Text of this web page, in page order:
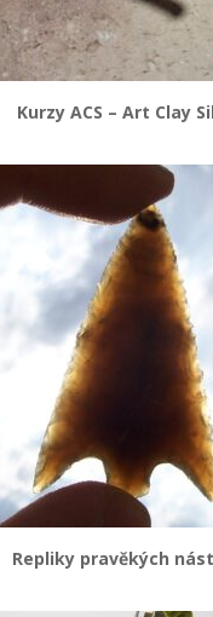
Kurzy ACS – Art Clay
Repliky pravěkých